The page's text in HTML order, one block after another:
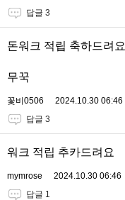
답글 3
돈워크 적립 축하드려요
무꾹
꽃비0506
2024.10.30 06:46
답글 3
워크 적립 추카드려요
mymrose
2024.10.30 06:46
답글 1